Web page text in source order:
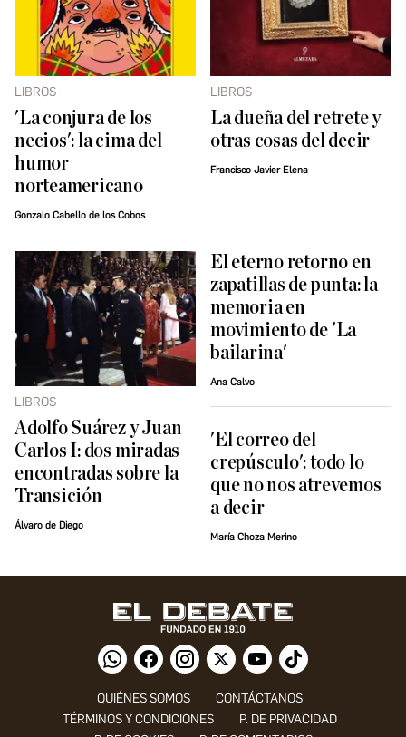
LIBROS
'La conjura de los
necios': la cima del
humor
norteamericano
Gonzalo Cabello de los Cobos
LIBROS
La dueña del retrete y
otras cosas del decir
Francisco Javier Elena
LIBROS
Adolfo Suárez y Juan
Carlos I: dos miradas
encontradas sobre la
Transición
Álvaro de Diego
El eterno retorno en
zapatillas de punta: la
memoria en
movimiento de 'La
bailarina'
Ana Calvo
'El correo del
crepúsculo': todo lo
que no nos atrevemos
a decir
María Choza Merino
QUIÉNES SOMOS
CONTÁCTANOS
TÉRMINOS Y CONDICIONES
P. DE PRIVACIDAD